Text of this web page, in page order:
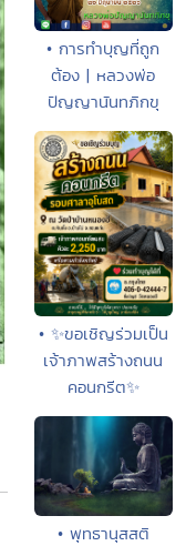
• การทำบุญที่ถูก
ต้อง | หลวงพ่อ
ปัญญานันทภิกขุ
• ✨ขอเชิญร่วมเป็น
เจ้าภาพสร้างถนน
คอนกรีต✨
• พุทธานุสสติ